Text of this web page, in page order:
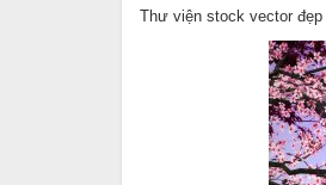
Thư viện stock vector